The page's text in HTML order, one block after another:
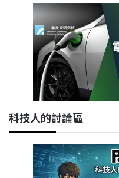
科技人的討論區